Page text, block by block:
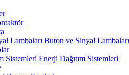
Buton ve Sinyal Lambaları
Enerji Dağıtım Sistemleri